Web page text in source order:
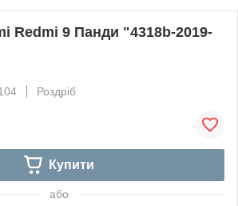
Redmi 9 Панди "4318b-2019-
Роздріб
Купити
або